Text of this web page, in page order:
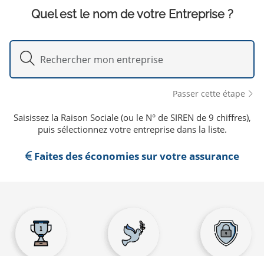
Quel est le nom de votre Entreprise ?
Passer cette étape
Saisissez la Raison Sociale (ou le N° de SIREN de 9 chiffres),
puis sélectionnez votre entreprise dans la liste.
Faites des économies sur votre assurance